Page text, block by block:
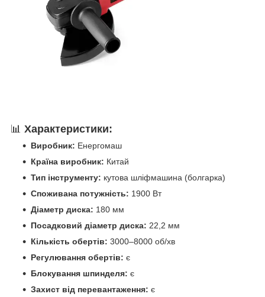
📊 Характеристики:
Виробник: Енергомаш
Країна виробник: Китай
Тип інструменту: кутова шліфмашина (болгарка)
Споживана потужність: 1900 Вт
Діаметр диска: 180 мм
Посадковий діаметр диска: 22,2 мм
Кількість обертів: 3000–8000 об/хв
Регулювання обертів: є
Блокування шпинделя: є
Захист від перевантаження: є